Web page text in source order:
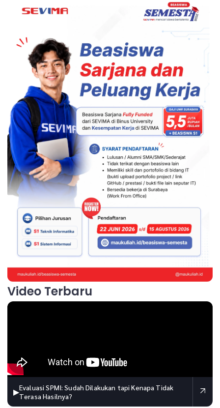
Video Terbaru
▶Evaluasi SPMI: Sudah Dilakukan tapi Kenapa Tidak
Terasa Hasilnya?